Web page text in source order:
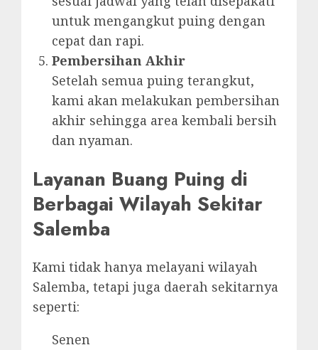
untuk mengangkut puing dengan
cepat dan rapi.
Pembersihan Akhir
Setelah semua puing terangkut,
kami akan melakukan pembersihan
akhir sehingga area kembali bersih
dan nyaman.
Layanan Buang Puing di
Berbagai Wilayah Sekitar
Salemba
Kami tidak hanya melayani wilayah
Salemba, tetapi juga daerah sekitarnya
seperti:
Senen